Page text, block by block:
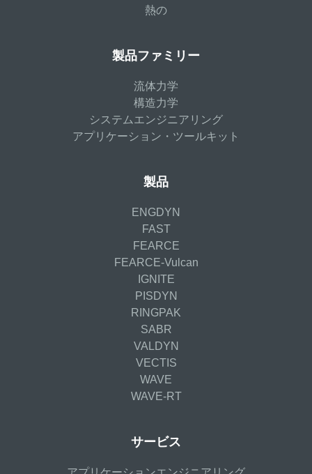
熱の
製品ファミリー
流体力学
構造力学
システムエンジニアリング
アプリケーション・ツールキット
製品
ENGDYN
FAST
FEARCE
FEARCE-Vulcan
IGNITE
PISDYN
RINGPAK
SABR
VALDYN
VECTIS
WAVE
WAVE-RT
サービス